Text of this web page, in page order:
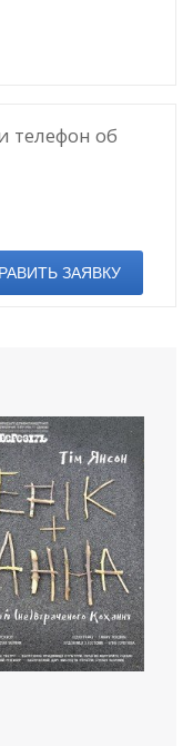
телефон об
ЗАЯВКУ